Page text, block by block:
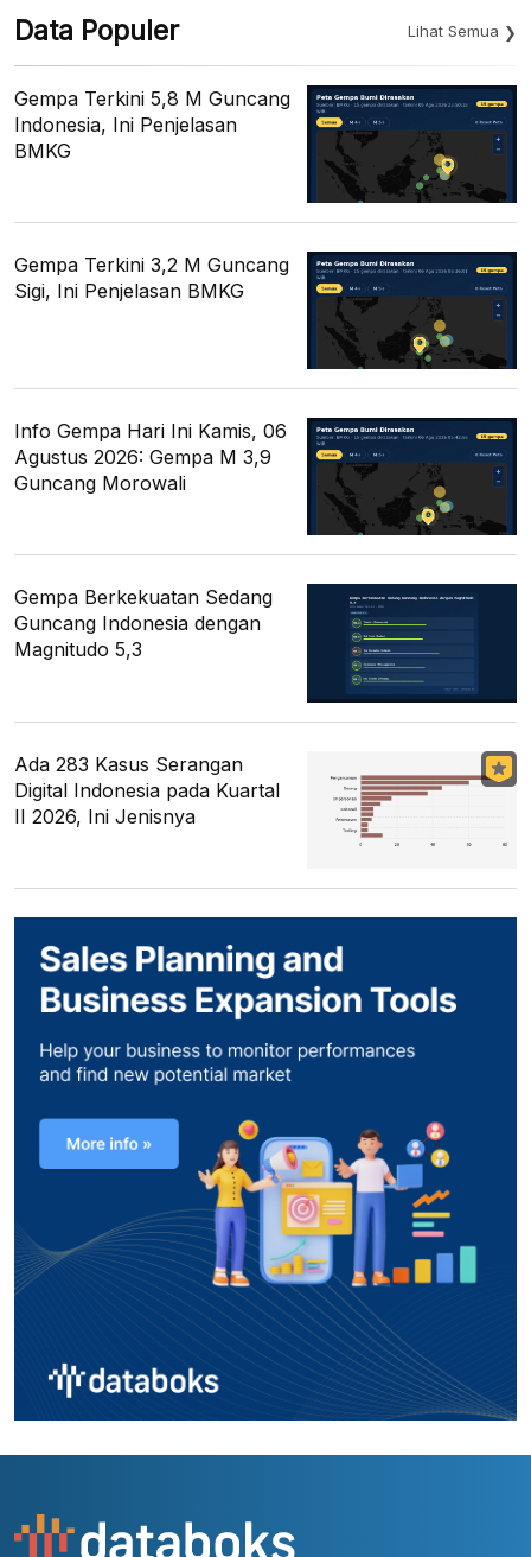
Data Populer Lihat Semua
Gempa Terkini 5,8 M Guncang
Indonesia, Ini Penjelasan
BMKG
Gempa Terkini 3,2 M Guncang
Sigi, Ini Penjelasan BMKG
Info Gempa Hari Ini Kamis, 06
Agustus 2026: Gempa M 3,9
Guncang Morowali
Gempa Berkekuatan Sedang
Guncang Indonesia dengan
Magnitudo 5,3
Ada 283 Kasus Serangan
Digital Indonesia pada Kuartal
II 2026, Ini Jenisnya